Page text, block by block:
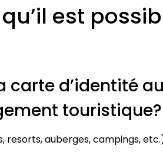
est
d’identité
touristique?
auberges, campings,